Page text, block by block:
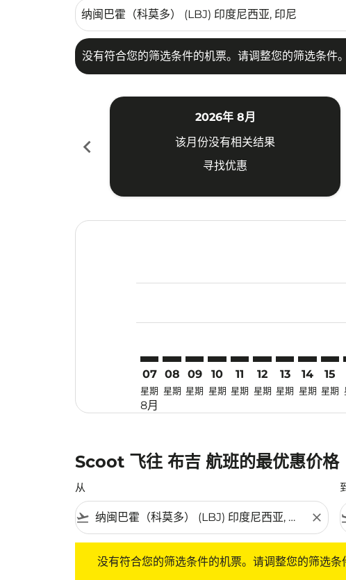
没有符合您的筛选条件的机票。请调整您的筛选条件。
chevron_left
2026年 8月
该月份没有相关结果
寻找优惠
07
星期
8月
08
星期
09
星期
10
星期
11
星期
12
星期
13
星期
14
星期
15
星期
Scoot 飞往 布吉 航班的最优惠价格
从
flight_takeoff close
没有符合您的筛选条件的机票。请调整您的筛选条